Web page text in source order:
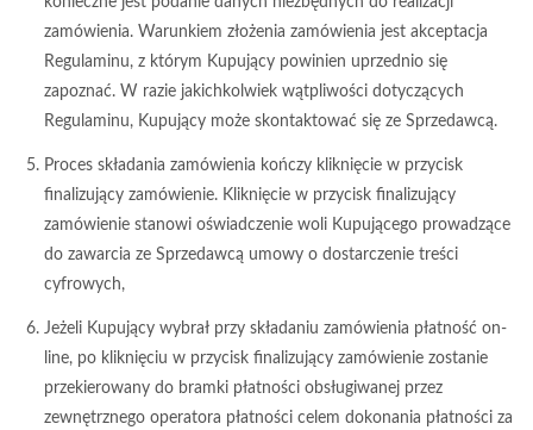
zamówienia. Warunkiem złożenia zamówienia jest akceptacja
Regulaminu, z którym Kupujący powinien uprzednio się
zapoznać. W razie jakichkolwiek wątpliwości dotyczących
Regulaminu, Kupujący może skontaktować się ze Sprzedawcą.
Proces składania zamówienia kończy kliknięcie w przycisk
finalizujący zamówienie. Kliknięcie w przycisk finalizujący
zamówienie stanowi oświadczenie woli Kupującego prowadzące
do zawarcia ze Sprzedawcą umowy o dostarczenie treści
cyfrowych,
Jeżeli Kupujący wybrał przy składaniu zamówienia płatność on-
line, po kliknięciu w przycisk finalizujący zamówienie zostanie
przekierowany do bramki płatności obsługiwanej przez
zewnętrznego operatora płatności celem dokonania płatności za